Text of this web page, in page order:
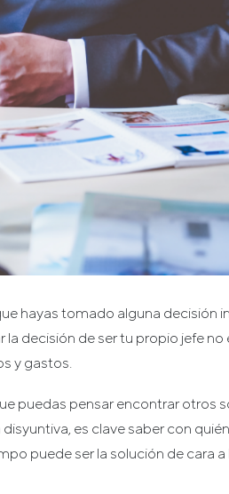
hayas tomado alguna decisión
decisión de ser tu propio jefe no
y gastos.
puedas pensar encontrar otros
es clave saber con
puede ser la solución de cara a